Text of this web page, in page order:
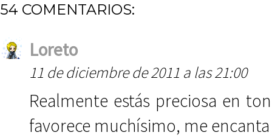
54 COMENTARIOS:
Loreto
11 de diciembre de 2011 a las 21:00
Realmente estás preciosa en
favorece muchísimo, me